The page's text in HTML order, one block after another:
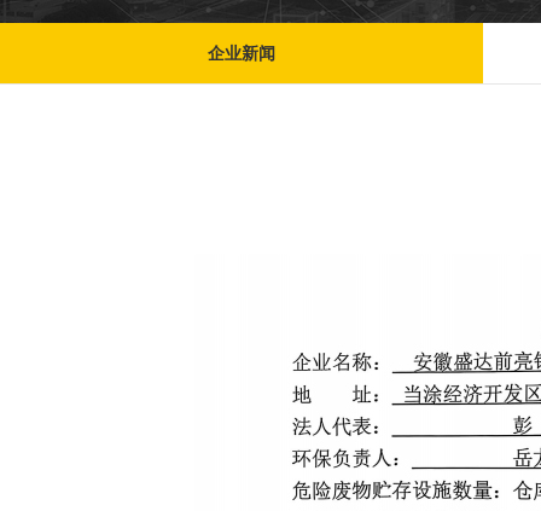
企业新闻